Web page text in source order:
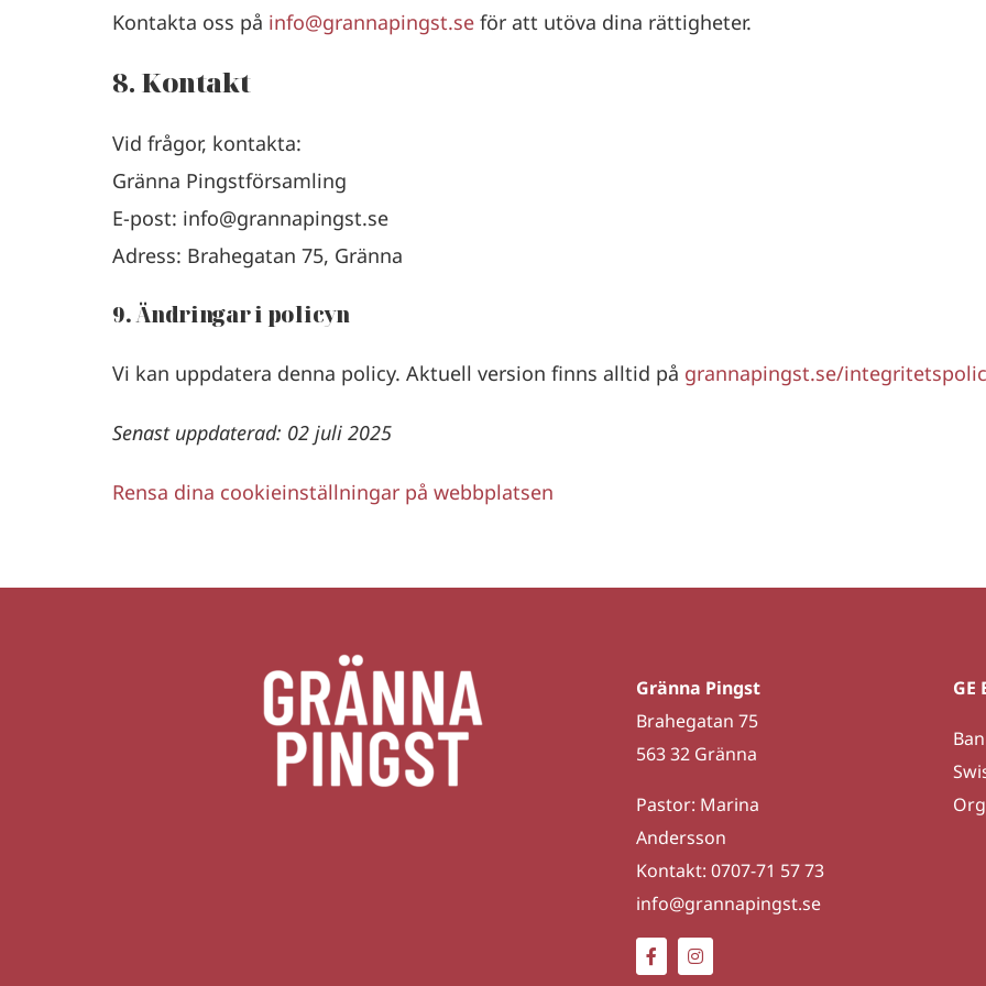
Kontakta oss på info@grannapingst.se för att utöva dina rättigheter.
8. Kontakt
Vid frågor, kontakta:
Gränna Pingstförsamling
E-post: info@grannapingst.se
Adress: Brahegatan 75, Gränna
9. Ändringar i policyn
Vi kan uppdatera denna policy. Aktuell version finns alltid på grannapingst.se/
Senast uppdaterad: 02 juli 2025
Rensa dina cookieinställningar på webbplatsen
Gränna Pingst
Brahegatan 75
563 32 Gränna
Pastor: Marina
Andersson
Kontakt: 0707-71 57 73
info@grannapingst.se
GE